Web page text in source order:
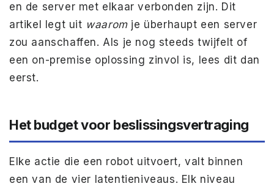
en de server met elkaar verbonden zijn. Dit
artikel legt uit waaromje überhaupt een server
zou aanschaffen. Als je nog steeds twijfelt of
een on-premise oplossing zinvol is, lees dit dan
eerst.
Het budget voor beslissingsvertraging
Elke actie die een robot uitvoert, valt binnen
een van de vier latentieniveaus. Elk niveau